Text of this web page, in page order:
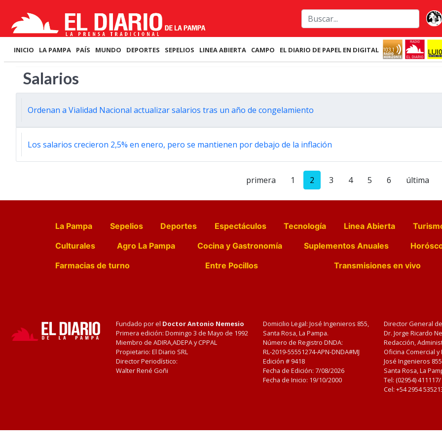
INICIO LA PAMPA PAÍS MUNDO DEPORTES SEPELIOS LINEA ABIERTA CAMPO EL DIARIO DE PAPEL EN DIGITAL
Salarios
Ordenan a Vialidad Nacional actualizar salarios tras un año de congelamiento
Los salarios crecieron 2,5% en enero, pero se mantienen por debajo de la inflación
primera 1 2 3 4 5 6 última
La Pampa Sepelios Deportes Espectáculos Tecnología Linea Abierta
Culturales
Agro La Pampa Cocina y Gastronomía Suplementos Anuales
Farmacias de turno
Entre Pocillos Transmisiones en vivo
Fundado por el Doctor Antonio Nemesio
Primera edición: Domingo 3 de Mayo de 1992
Miembro de ADIRA,ADEPA y CPPAL
Propietario: El Diario SRL
Director Periodístico:
Walter René Goñi
Domicilio Legal: José Ingenieros 855,
Santa Rosa, La Pampa.
Número de Registro DNDA:
RL-2019-55551274-APN-DNDA#MJ
Edición # 9418
Fecha de Edición: 7/08/2026
Fecha de Inicio: 19/10/2000
Director General
Dr. Jorge Ricardo
Redacción,
Oficina Comercial
José Ingenieros
Santa Rosa, La
Tel: (02954)
Cel: +54 2954